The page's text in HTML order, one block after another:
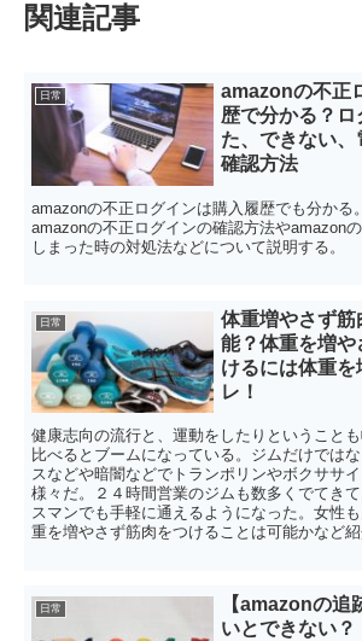
関連記事
日常
amazonの不正
歴で分かる？ロ
た、できない
確認方法
amazonの不正ログインは購入履歴でも分かる
amazonの不正ログインの確認方法やamazon
しまった時の対処法などについて説明する。
日常
体重増やさず
能？体重を増
けるには体重を
レ！
健康志向の流行と、運動をしたりということ
比べるとブームになっている。ジムだけでは
スなどや暗闇などでトランポリンやボクササ
様々だ。２４時間営業のジムも数多くでてき
スマンでも手軽に通えるようになった。女性
重を増やさず筋肉をつけることは可能かなど紹
日常
【amazonの追
いとできない？